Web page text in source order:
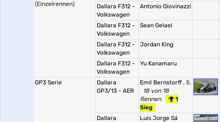
(Einzelrennen)
Dallara F312 -
Volkswagen
Antonio Giovinazzi
Dallara F312 -
Volkswagen
Sean Gelael
Dallara F312 -
Volkswagen
Jordan King
Dallara F312 -
Volkswagen
Yu Kanamaru
GP3 Serie
Dallara
GP3/13 - AER
Emil Bernstorff, 5.
18 von 18
Rennen
1
Sieg
Dallara
Luis Jorge Sá